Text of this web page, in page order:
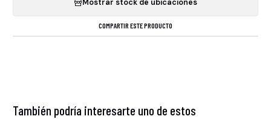
Mostrar stock de ubicaciones
COMPARTIR ESTE PRODUCTO
También podría interesarte uno de estos